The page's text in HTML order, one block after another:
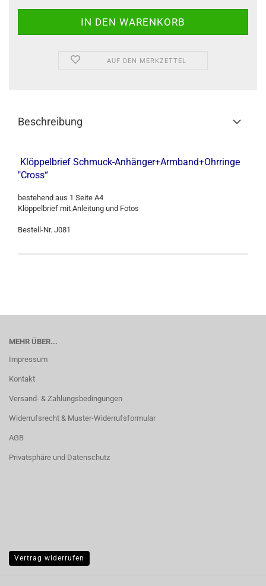
AUF DEN MERKZETTEL
Beschreibung
Klöppelbrief Schmuck-Anhänger+Armband+Ohrringe
"Cross“
bestehend aus 1 Seite A4
Klöppelbrief mit Anleitung und Fotos
Bestell-Nr. J081
MEHR ÜBER...
Impressum
Kontakt
Versand- & Zahlungsbedingungen
Widerrufsrecht & Muster-Widerrufsformular
AGB
Privatsphäre und Datenschutz
Vertrag widerrufen